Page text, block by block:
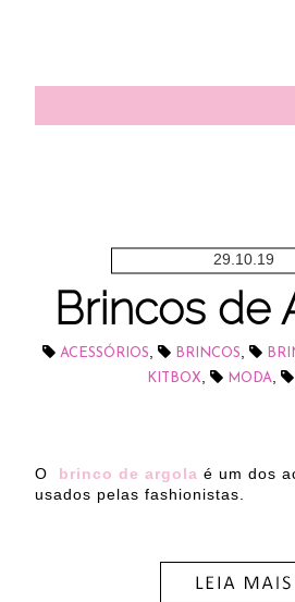
29.10.19
Brincos de
ACESSÓRIOS, BRINCOS,
KITBOX, MODA,
O brinco de argola é um dos
usados pelas fashionistas.